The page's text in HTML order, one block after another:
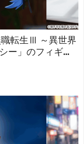
転生Ⅲ ～異世界
ー」のフィギュ